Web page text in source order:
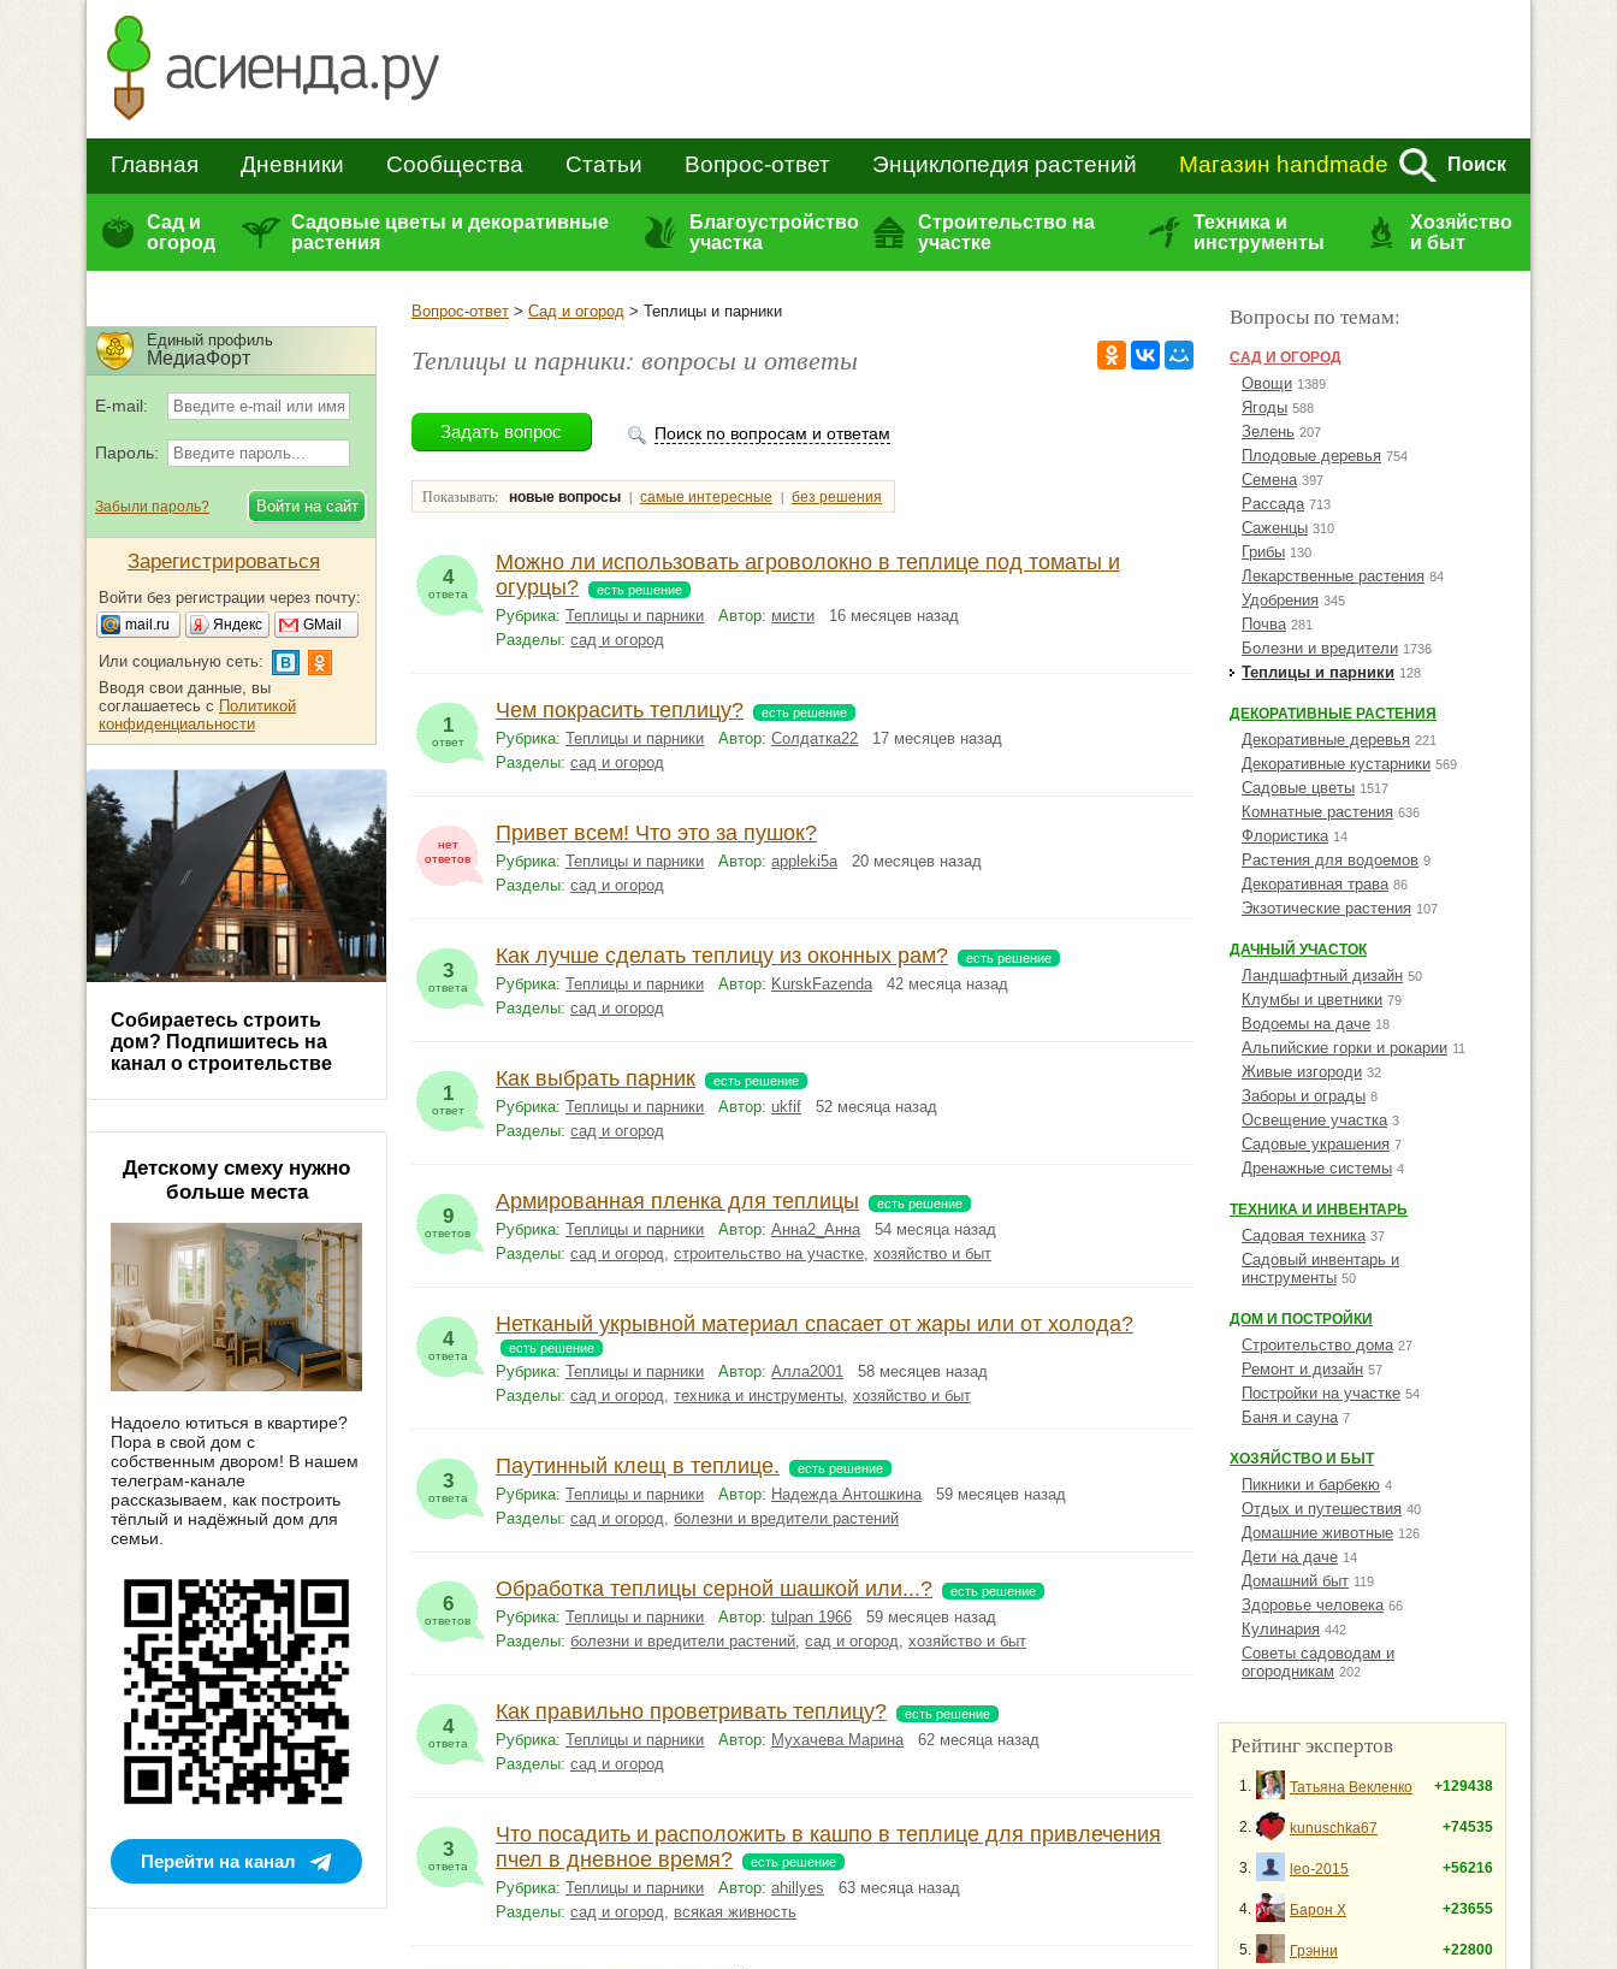
Главная Дневники Сообщества Статьи Вопрос-ответ Энциклопедия растений Магазин handmade Поиск
Сад и
огород
Садовые цветы и декоративные
растения
Благоустройство
участка
Строительство на
участке
Техника и
инструменты
Хозяйство
и быт
Вопрос-ответ > Сад и огород > Теплицы и парники
Теплицы и парники: вопросы и ответы
Поиск по вопросам и ответам
Показывать: новые вопросы | самые интересные | без решения
4
ответа
Можно ли использовать агроволокно в теплице под томаты и
огурцы?
есть решение
Рубрика: Теплицы и парники Автор: мисти 16 месяцев назад
Разделы: сад и огород
1
ответ
Чем покрасить теплицу? есть решение
Рубрика: Теплицы и парники Автор: Солдатка22 17 месяцев назад
Разделы: сад и огород
нет
ответов
Привет всем! Что это за пушок?
Рубрика: Теплицы и парники Автор: appleki5a20 месяцев назад
Разделы: сад и огород
3
ответа
Как лучше сделать теплицу из оконных рам? есть решение
Рубрика: Теплицы и парники Автор: KurskFazenda42 месяца назад
Разделы: сад и огород
1
ответ
Как выбрать парник есть решение
Рубрика: Теплицы и парники Автор: ukfif 52 месяца назад
Разделы: сад и огород
9
ответов
Армированная пленка для теплицы есть решение
Рубрика: Теплицы и парники Автор: Анна2_Анна54 месяца назад
Разделы: сад и огород, строительство на участке, хозяйство и быт
4
ответа
Нетканый укрывной материал спасает от жары или от холода?
есть решение
Рубрика: Теплицы и парники Автор: Алла2001 58 месяцев назад
Разделы: сад и огород, техника и инструменты, хозяйство и быт
3
ответа
Паутинный клещ в теплице. есть решение
Рубрика: Теплицы и парники Автор: Надежда Антошкина59 месяцев назад
Разделы: сад и огород, болезни и вредители растений
6
ответов
Обработка теплицы серной шашкой или...? есть решение
Рубрика: Теплицы и парники Автор: tulpan 1966 59 месяцев назад
Разделы: болезни и вредители растений, сад и огород, хозяйство и быт
4
ответа
Как правильно проветривать теплицу? есть решение
Рубрика: Теплицы и парники Автор: Мухачева Марина62 месяца назад
Разделы: сад и огород
3
ответа
Что посадить и расположить в кашпо в теплице для привлечения
пчел в дневное время?
есть решение
Рубрика: Теплицы и парники Автор: ahillyes 63 месяца назад
Разделы: сад и огород, всякая живность
Вопросы по темам:
САД И ОГОРОД
Овощи 1389
Ягоды 588
Зелень 207
Плодовые деревья 754
Семена 397
Рассада 713
Саженцы 310
Грибы 130
Лекарственные растения 84
Удобрения 345
Почва 281
Болезни и вредители 1736
Теплицы и парники 128
ДЕКОРАТИВНЫЕ РАСТЕНИЯ
Декоративные деревья 221
Декоративные кустарники 569
Садовые цветы 1517
Комнатные растения 636
Флористика 14
Растения для водоемов 9
Декоративная трава 86
Экзотические растения 107
ДАЧНЫЙ УЧАСТОК
Ландшафтный дизайн 50
Клумбы и цветники 79
Водоемы на даче 18
Альпийские горки и рокарии 11
Живые изгороди 32
Заборы и ограды 8
Освещение участка 3
Садовые украшения 7
Дренажные системы 4
ТЕХНИКА И ИНВЕНТАРЬ
Садовая техника 37
Садовый инвентарь и
инструменты 50
ДОМ И ПОСТРОЙКИ
Строительство дома 27
Ремонт и дизайн 57
Постройки на участке 54
Баня и сауна 7
ХОЗЯЙСТВО И БЫТ
Пикники и барбекю 4
Отдых и путешествия 40
Домашние животные 126
Дети на даче 14
Домашний быт 119
Здоровье человека 66
Кулинария 442
Советы садоводам и
огородникам 202
Рейтинг экспертов
1. Татьяна Векленко +129438
2. kunuschka67 +74535
3. leo-2015 +56216
4. Барон Х +23655
5. Грэнни +22800
Единый профиль
МедиаФорт
E-mail:
Пароль:
Забыли пароль?
Зарегистрироваться
Войти без регистрации через почту:
mail.ru Яндекс GMail
Или социальную сеть:
Вводя свои данные, вы
соглашаетесь с Политикой
конфиденциальности
Собираетесь строить
дом? Подпишитесь на
канал о строительстве
Детскому смеху нужно
больше места
Надоело ютиться в квартире?
Пора в свой дом с
собственным двором! В нашем
телеграм-канале
рассказываем, как построить
тёплый и надёжный дом для
семьи.
Перейти на канал